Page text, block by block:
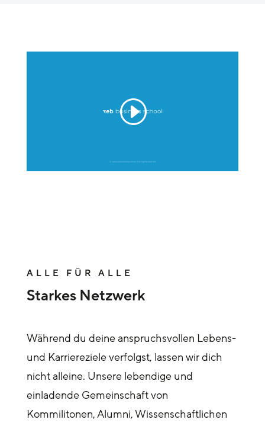
ALLE FÜR ALLE
Starkes Netzwerk
Während du deine anspruchsvollen Lebens-
und Karriereziele verfolgst, lassen wir dich
nicht alleine. Unsere lebendige und
einladende Gemeinschaft von
Kommilitonen, Alumni, Wissenschaftlichen